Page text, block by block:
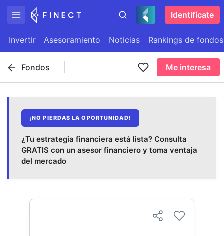
Identifícate
Invertir Asesoramiento Noticias Rankings de fondos
Fondos Me interesa
¡NO PIERDAS LA OPORTUNIDAD!
¿Tu estrategia financiera está lista? Consulta
GRATIS con un asesor financiero y toma ventaja
del mercado